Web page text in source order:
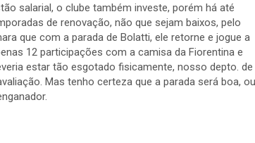
salarial, o clube também investe, porém há até
de renovação, não que sejam baixos, pelo
que com a parada de Bolatti, ele retorne e jogue a
12 participações com a camisa da Fiorentina e
estar tão esgotado fisicamente, nosso depto. de
Mas tenho certeza que a parada será boa, ou